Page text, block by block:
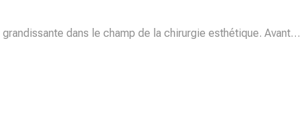
dans le champ de la chirurgie esthétique. Avant…